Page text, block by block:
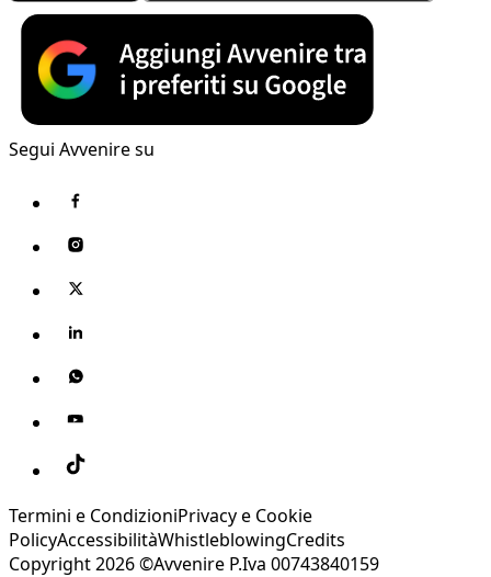
Segui Avvenire su
Termini e CondizioniPrivacy e Cookie
PolicyAccessibilitàWhistleblowingCredits
Copyright 2026 ©Avvenire P.Iva 00743840159